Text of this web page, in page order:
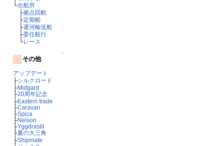
└出航所
├拠点回航
├定期船
├運河輸送船
├委任航行
└レース
↑
その他
アップデート
├シルクロード
├Midgard
├20周年記念
├Eastern trade
├Caravan
├Spica
├Nelson
├Yggdrasill
├夏の大三角
├Shipmate